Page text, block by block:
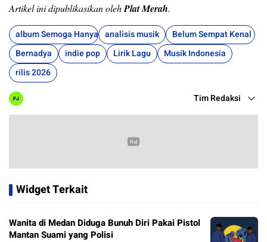
Artikel ini dipublikasikan olehPlat Merah.
album Semoga Hanya di Mimpianalisis musik
Belum Sempat Kenal
Bernadya
indie pop Lirik Lagu
Musik Indonesia
rilis 2026
Tim Redaksi
Widget Terkait
Wanita di Medan Diduga Bunuh Diri Pakai Pistol
Mantan Suami yang Polisi